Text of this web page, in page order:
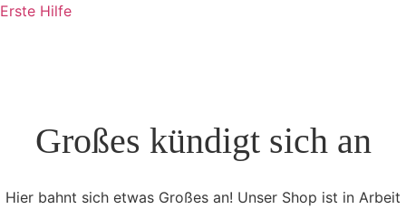
Erste Hilfe
Großes kündigt sich an
Hier bahnt sich etwas Großes an! Unser Shop ist in Arbeit